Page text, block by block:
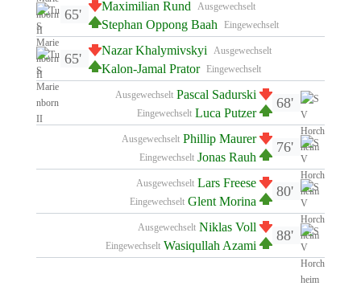
Ausgewechselt
Maximilian Rund
Eingewechselt
Stephan Oppong Baah
65'
Ausgewechselt
Nazar Khalymivskyi
Eingewechselt
Kalon-Jamal Prator
65'
68'
Ausgewechselt Pascal Sadurski
Eingewechselt Luca Putzer
76'
Ausgewechselt Phillip Maurer
Eingewechselt Jonas Rauh
80'
Ausgewechselt Lars Freese
Eingewechselt Glent Morina
88'
Ausgewechselt Niklas Voll
Eingewechselt Wasiqullah Azami